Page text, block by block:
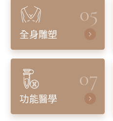
05
全身雕塑
07
功能醫學